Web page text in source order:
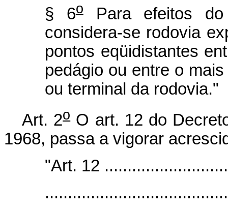
§ 6oPara efeitos
considera-se rodovia
pontos eqüidistantes
pedágio ou entre o
ou terminal da rodovia."
Art. 2oO art. 12 do
1968, passa a vigorar
"Art. 12